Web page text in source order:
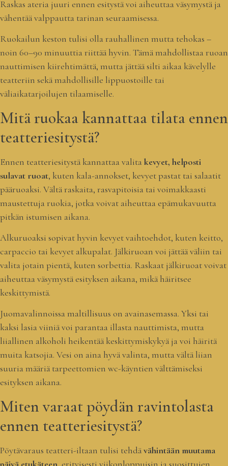
Raskas ateria juuri ennen esitystä voi aiheuttaa väsymystä ja
vähentää valppautta tarinan seuraamisessa.
Ruokailun keston tulisi olla rauhallinen mutta tehokas –
noin 60–90 minuuttia riittää hyvin. Tämä mahdollistaa ruoan
nauttimisen kiirehtimättä, mutta jättää silti aikaa kävelylle
teatteriin sekä mahdollisille lippuostoille tai
väliaikatarjoilujen tilaamiselle.
Mitä ruokaa kannattaa tilata ennen
teatteriesitystä?
Ennen teatteriesitystä kannattaa valitakevyet, helposti
sulavat ruoat, kuten kala-annokset, kevyet pastat tai salaatit
pääruoaksi. Vältä raskaita, rasvapitoisia tai voimakkaasti
maustettuja ruokia, jotka voivat aiheuttaa epämukavuutta
pitkän istumisen aikana.
Alkuruoaksi sopivat hyvin kevyet vaihtoehdot, kuten keitto,
carpaccio tai kevyet alkupalat. Jälkiruoan voi jättää väliin tai
valita jotain pientä, kuten sorbettia. Raskaat jälkiruoat voivat
aiheuttaa väsymystä esityksen aikana, mikä häiritsee
keskittymistä.
Juomavalinnoissa maltillisuus on avainasemassa. Yksi tai
kaksi lasia viiniä voi parantaa illasta nauttimista, mutta
liiallinen alkoholi heikentää keskittymiskykyä ja voi häiritä
muita katsojia. Vesi on aina hyvä valinta, mutta vältä liian
suuria määriä tarpeettomien wc-käyntien välttämiseksi
esityksen aikana.
Miten varaat pöydän ravintolasta
ennen teatteriesitystä?
Pöytävaraus teatteri-iltaan tulisi tehdävähintään muutama